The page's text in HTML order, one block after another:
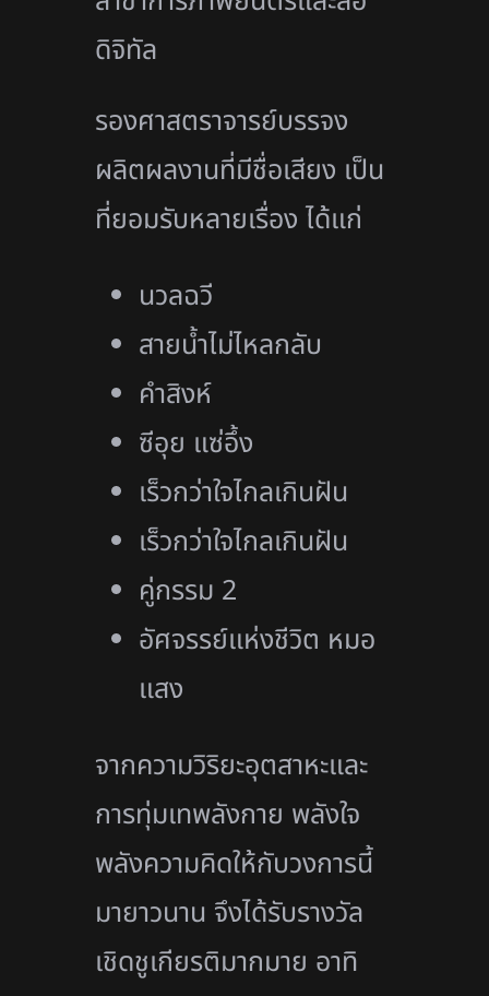
ดิจิทัล
รองศาสตราจารย์บรรจง
ผลิตผลงานที่มีชื่อเสียง เป็น
ที่ยอมรับหลายเรื่อง ได้แก่
นวลฉวี
สายน้ำไม่ไหลกลับ
คำสิงห์
ซีอุย แซ่อึ้ง
เร็วกว่าใจไกลเกินฝัน
เร็วกว่าใจไกลเกินฝัน
คู่กรรม 2
อัศจรรย์แห่งชีวิต หมอ
แสง
จากความวิริยะอุตสาหะและ
การทุ่มเทพลังกาย พลังใจ
พลังความคิดให้กับวงการนี้
มายาวนาน จึงได้รับรางวัล
เชิดชูเกียรติมากมาย อาทิ